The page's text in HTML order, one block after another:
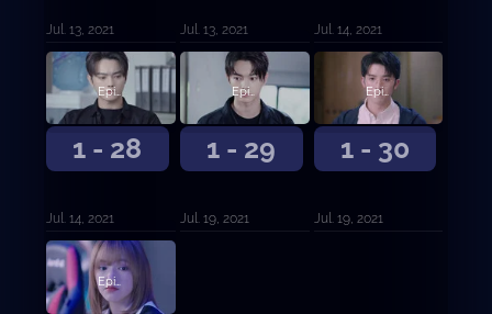
Jul. 13, 2021 Jul. 13, 2021 Jul. 14, 2021
1 - 28
Episodio 28
Jul. 14, 2021
1 - 29
Episodio 29
Jul. 19, 2021
1 - 30
Episodio 30
Jul. 19, 2021
Episodio 31